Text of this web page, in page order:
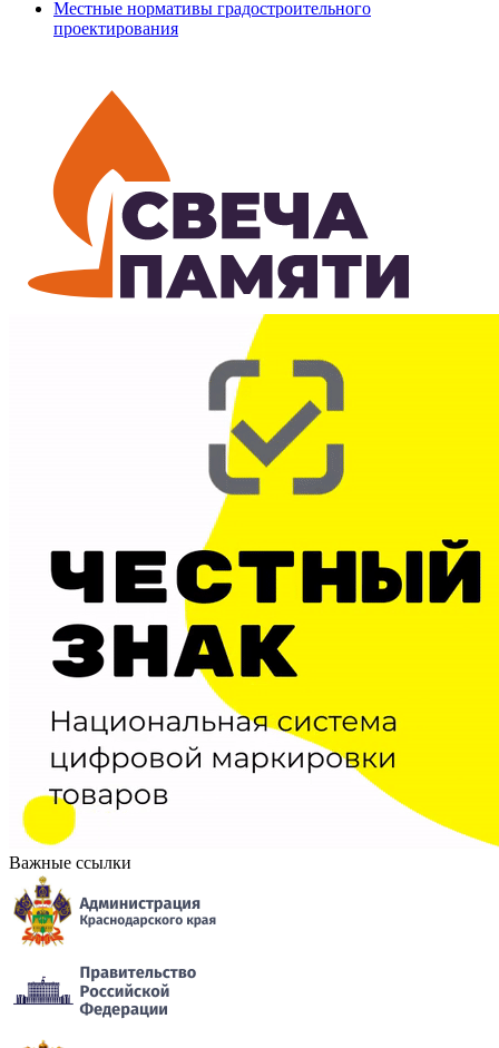
Местные нормативы градостроительного
проектирования
Важные ссылки